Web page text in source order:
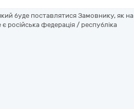
буде поставлятися Замовнику, як на
російська федерація / республіка